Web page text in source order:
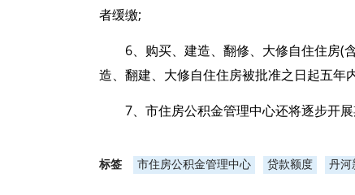
者缓缴;
6、购买、建造、翻修、大修自住住房(
造、翻建、大修自住住房被批准之日起五年
7、市住房公积金管理中心还将逐步开
标签 市住房公积金管理中心 贷款额度 丹河